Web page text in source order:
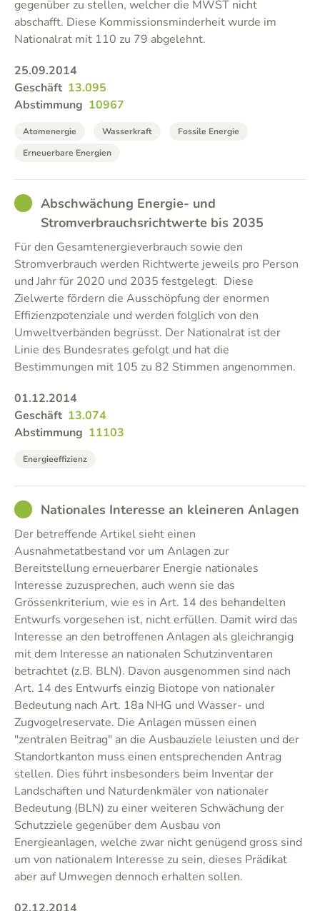
gegenüber zu stellen, welcher die MWST nicht
abschafft. Diese Kommissionsminderheit wurde im
Nationalrat mit 110 zu 79 abgelehnt.
25.09.2014
Geschäft 13.095
Abstimmung 10967
Atomenergie Wasserkraft
Fossile Energie
Erneuerbare Energien
GOODAbschwächung Energie- und
Stromverbrauchsrichtwerte bis 2035
Für den Gesamtenergieverbrauch sowie den
Stromverbrauch werden Richtwerte jeweils pro Person
und Jahr für 2020 und 2035 festgelegt. Diese
Zielwerte fördern die Ausschöpfung der enormen
Effizienzpotenziale und werden folglich von den
Umweltverbänden begrüsst. Der Nationalrat ist der
Linie des Bundesrates gefolgt und hat die
Bestimmungen mit 105 zu 82 Stimmen angenommen.
01.12.2014
Geschäft 13.074
Abstimmung 11103
Energieeffizienz
GOODNationales Interesse an kleineren Anlagen
Der betreffende Artikel sieht einen
Ausnahmetatbestand vor um Anlagen zur
Bereitstellung erneuerbarer Energie nationales
Interesse zuzusprechen, auch wenn sie das
Grössenkriterium, wie es in Art. 14 des behandelten
Entwurfs vorgesehen ist, nicht erfüllen. Damit wird das
Interesse an den betroffenen Anlagen als gleichrangig
mit dem Interesse an nationalen Schutzinventaren
betrachtet (z.B. BLN). Davon ausgenommen sind nach
Art. 14 des Entwurfs einzig Biotope von nationaler
Bedeutung nach Art. 18a NHG und Wasser- und
Zugvogelreservate. Die Anlagen müssen einen
"zentralen Beitrag" an die Ausbauziele leiusten und der
Standortkanton muss einen entsprechenden Antrag
stellen. Dies führt insbesonders beim Inventar der
Landschaften und Naturdenkmäler von nationaler
Bedeutung (BLN) zu einer weiteren Schwächung der
Schutzziele gegenüber dem Ausbau von
Energieanlagen, welche zwar nicht genügend gross sind
um von nationalem Interesse zu sein, dieses Prädikat
aber auf Umwegen dennoch erhalten sollen.